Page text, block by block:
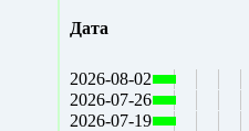
Дата
2026-08-02
2026-07-26
2026-07-19